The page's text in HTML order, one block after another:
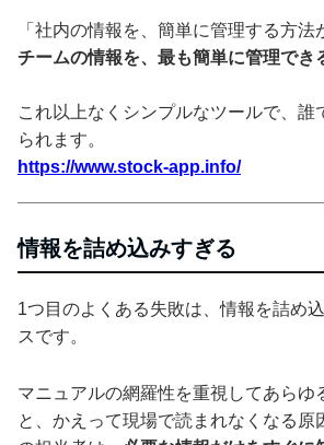
「社内の情報を、簡単に管理する方法
チームの情報を、最も簡単に管理でき
これ以上なくシンプルなツールで、誰
られます。
https://www.stock-app.info/
情報を詰め込みすぎる
1つ目のよくある失敗は、情報を詰め
スです。
マニュアルの網羅性を重視してあらゆ
と、かえって現場で読まれなくなる原